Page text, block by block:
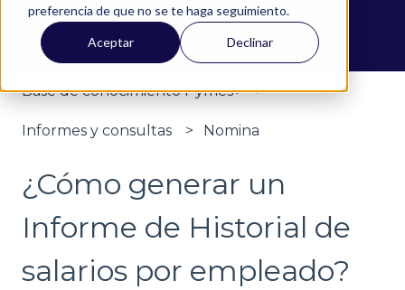
preferencia de que no se te haga seguimiento.
Aceptar Declinar
Base de conocimiento Pymes+
Informes y consultas Nomina
¿Cómo generar un
Informe de Historial de
salarios por empleado?